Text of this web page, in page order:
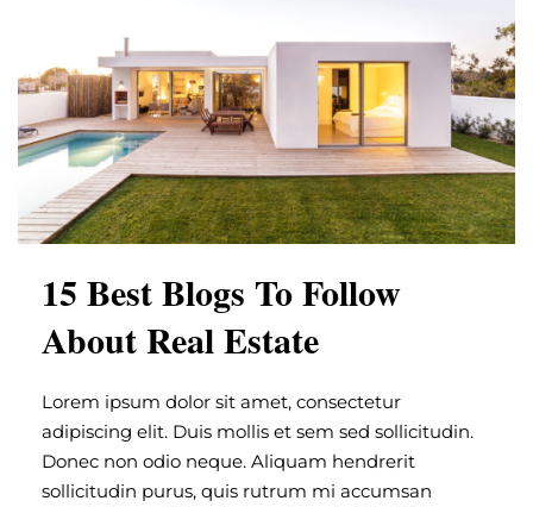
15 Best Blogs To Follow
About Real Estate
Lorem ipsum dolor sit amet, consectetur
adipiscing elit. Duis mollis et sem sed sollicitudin.
Donec non odio neque. Aliquam hendrerit
sollicitudin purus, quis rutrum mi accumsan